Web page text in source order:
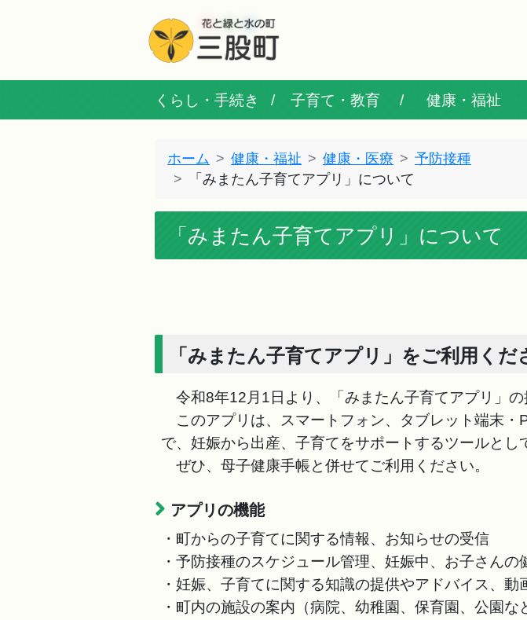
くらし・手続き 子育て・教育 健康・福祉
ホーム 健康・福祉 健康・医療
予防接種
「みまたん子育てアプリ」について
「みまたん子育てアプリ」について
「みまたん子育てアプリ」をご利用くだ
令和8年12月1日より、「みまたん子育てアプリ」の
このアプリは、スマートフォン、タブレット端末
で、妊娠から出産、子育てをサポートするツールとし
ぜひ、母子健康手帳と併せてご利用ください。
アプリの機能
・町からの子育てに関する情報、お知らせの受信
・予防接種のスケジュール管理、妊娠中、お子さん
・妊娠、子育てに関する知識の提供やアドバイス、動
・町内の施設の案内（病院、幼稚園、保育園、公園な